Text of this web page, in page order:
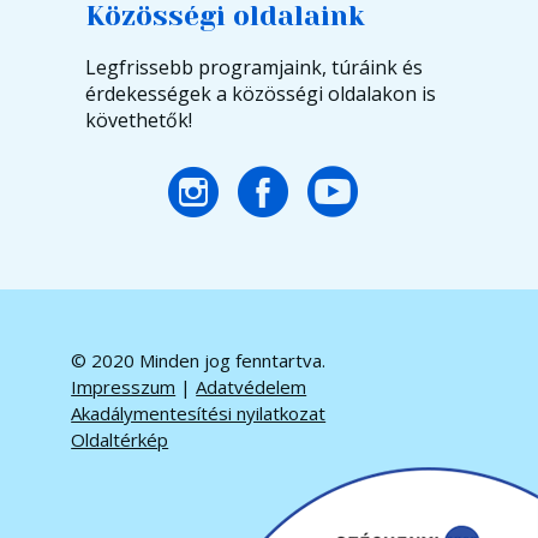
Közösségi oldalaink
Legfrissebb programjaink, túráink és
érdekességek a közösségi oldalakon is
követhetők!
© 2020 Minden jog fenntartva.
Impresszum |Adatvédelem
Akadálymentesítési nyilatkozat
Oldaltérkép